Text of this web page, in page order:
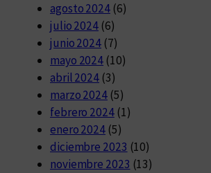
agosto 2024(6)
julio 2024 (6)
junio 2024 (7)
mayo 2024 (10)
abril 2024 (3)
marzo 2024 (5)
febrero 2024(1)
enero 2024 (5)
diciembre 2023 (10)
noviembre 2023 (13)